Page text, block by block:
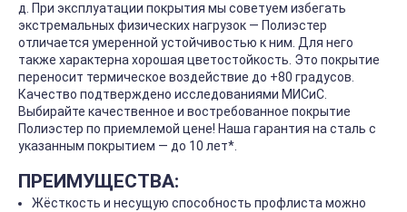
д. При эксплуатации покрытия мы советуем избегать
экстремальных физических нагрузок — Полиэстер
отличается умеренной устойчивостью к ним. Для него
также характерна хорошая цветостойкость. Это покрытие
переносит термическое воздействие до +80 градусов.
Качество подтверждено исследованиями МИСиС.
Выбирайте качественное и востребованное покрытие
Полиэстер по приемлемой цене! Наша гарантия на сталь с
указанным покрытием — до 10 лет*.
ПРЕИМУЩЕСТВА:
Жёсткость и несущую способность профлиста можно